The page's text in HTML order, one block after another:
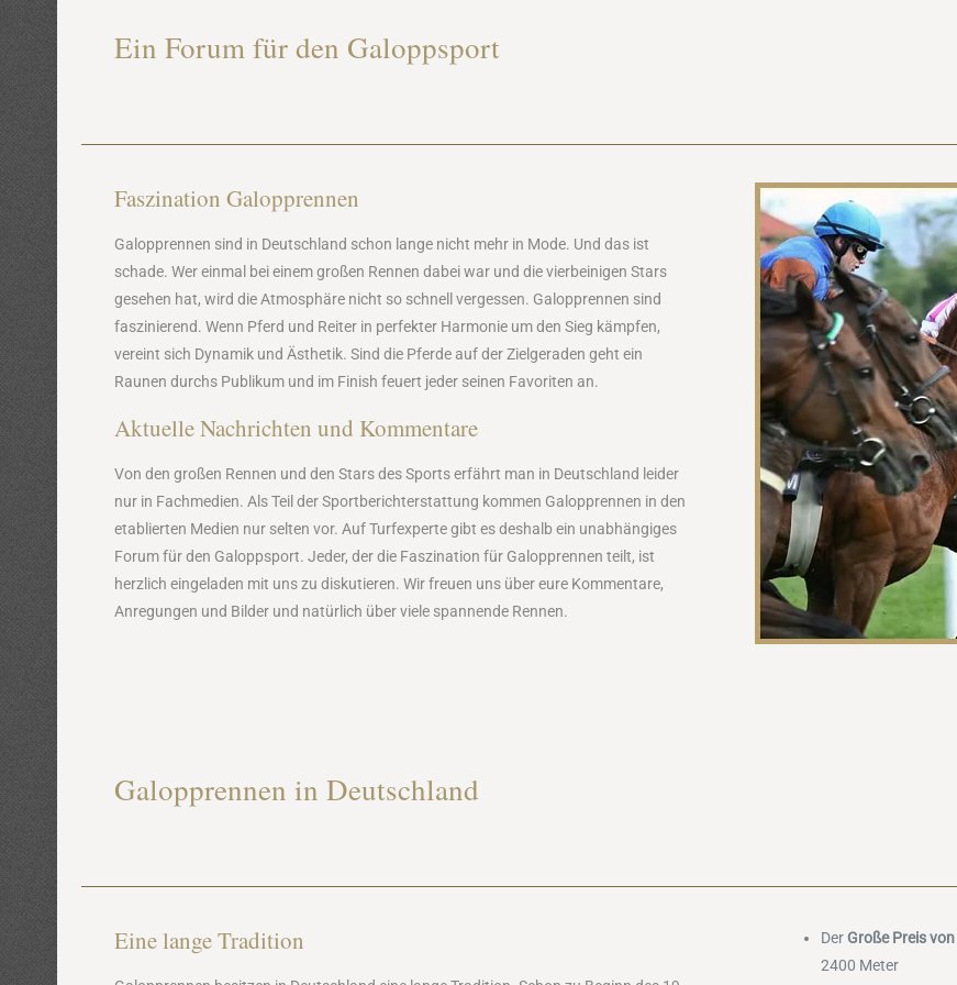
Ein Forum für den Galoppsport
Faszination Galopprennen
Galopprennen sind in Deutschland schon lange nicht mehr in Mode. Und das ist
schade. Wer einmal bei einem großen Rennen dabei war und die vierbeinigen Stars
gesehen hat, wird die Atmosphäre nicht so schnell vergessen. Galopprennen sind
faszinierend. Wenn Pferd und Reiter in perfekter Harmonie um den Sieg kämpfen,
vereint sich Dynamik und Ästhetik. Sind die Pferde auf der Zielgeraden geht ein
Raunen durchs Publikum und im Finish feuert jeder seinen Favoriten an.
Aktuelle Nachrichten und Kommentare
Von den großen Rennen und den Stars des Sports erfährt man in Deutschland leider
nur in Fachmedien. Als Teil der Sportberichterstattung kommen Galopprennen in den
etablierten Medien nur selten vor. Auf Turfexperte gibt es deshalb ein unabhängiges
Forum für den Galoppsport. Jeder, der die Faszination für Galopprennen teilt, ist
herzlich eingeladen mit uns zu diskutieren. Wir freuen uns über eure Kommentare,
Anregungen und Bilder und natürlich über viele spannende Rennen.
Galopprennen in Deutschland
Eine lange Tradition Der Große Preis
2400 Meter